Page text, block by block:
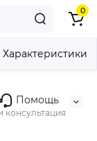
Помощь
консультация
0
Характеристики